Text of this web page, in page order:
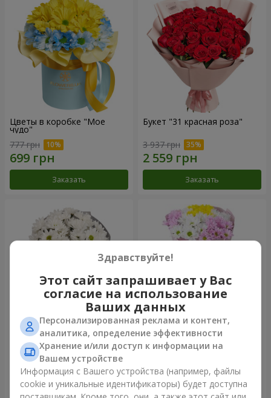
Цветы в коробке "Мое
чудо"
777 грн
Заказать
Букет "31 красная роза"
3 937 грн
Заказать
Букет "Киото" из 5 белых
хризантем
999 грн
Заказать
Букет "Времена года"
Заказать
Здравствуйте!
Этот сайт запрашивает у Вас
согласие на использование
Ваших данных
Персонализированная реклама и контент,
аналитика, определение эффективности
Хранение и/или доступ к информации на
Вашем устройстве
Информация с Вашего устройства (например, файлы
cookie и уникальные идентификаторы) будет доступна